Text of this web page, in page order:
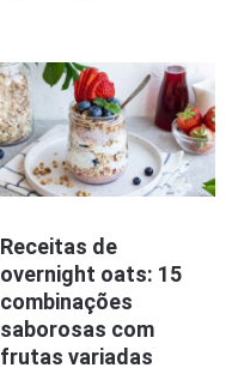
Receitas de
overnight oats: 15
combinações
saborosas com
frutas variadas